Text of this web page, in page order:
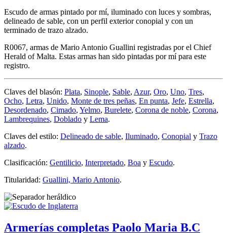
Escudo de armas pintado por mí, iluminado con luces y sombras,
delineado de sable, con un perfil exterior conopial y con un
terminado de trazo alzado.
R0067, armas de Mario Antonio Guallini registradas por el Chief
Herald of Malta. Estas armas han sido pintadas por mí para este
registro.
Claves del blasón: Plata, Sinople, Sable, Azur, Oro, Uno, Tres,
Ocho, Letra, Unido, Monte de tres peñas, En punta, Jefe, Estrella,
Desordenado, Cimado, Yelmo, Burelete, Corona de noble, Corona,
Lambrequines, Doblado y Lema.
Claves del estilo: Delineado de sable, Iluminado, Conopial y Trazo
alzado.
Clasificación: Gentilicio, Interpretado, Boa y Escudo.
Titularidad: Guallini, Mario Antonio.
Armerías completas Paolo Maria B.C